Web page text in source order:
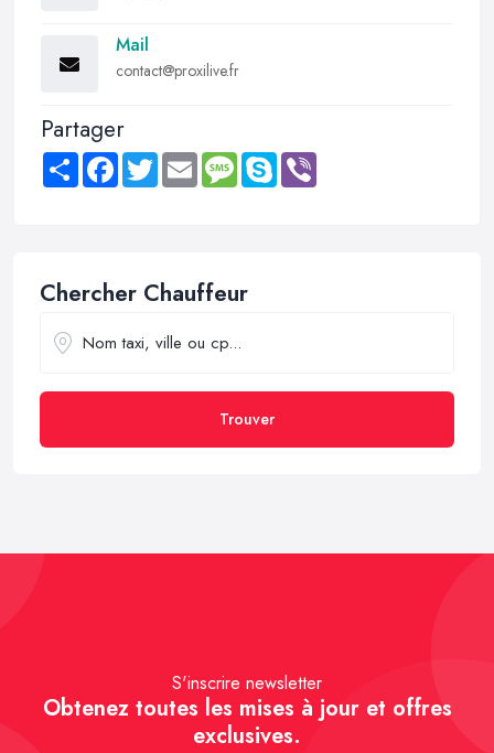
Mail
contact@proxilive.fr
Partager
Share FacebookTwitter Email MessageSkype
Chercher Chauffeur
Trouver
S'inscrire newsletter
Obtenez toutes les mises à jour et offres
exclusives.